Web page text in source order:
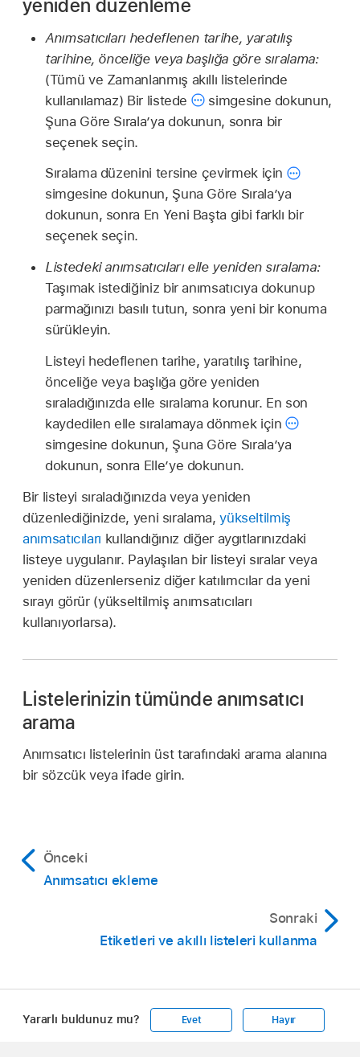
yeniden düzenleme
Anımsatıcıları hedeflenen tarihe, yaratılış
tarihine, önceliğe veya başlığa göre sıralama:
(Tümü ve Zamanlanmış akıllı listelerinde
kullanılamaz) Bir listede
simgesine dokunun,
Şuna Göre Sırala’ya dokunun, sonra bir
seçenek seçin.
Sıralama düzenini tersine çevirmek için
simgesine dokunun, Şuna Göre Sırala’ya
dokunun, sonra En Yeni Başta gibi farklı bir
seçenek seçin.
Listedeki anımsatıcıları elle yeniden sıralama:
Taşımak istediğiniz bir anımsatıcıya dokunup
parmağınızı basılı tutun, sonra yeni bir konuma
sürükleyin.
Listeyi hedeflenen tarihe, yaratılış tarihine,
önceliğe veya başlığa göre yeniden
sıraladığınızda elle sıralama korunur. En son
kaydedilen elle sıralamaya dönmek için
simgesine dokunun, Şuna Göre Sırala’ya
dokunun, sonra Elle’ye dokunun.
Bir listeyi sıraladığınızda veya yeniden
düzenlediğinizde, yeni sıralama,yükseltilmiş
anımsatıcıları kullandığınız diğer aygıtlarınızdaki
listeye uygulanır. Paylaşılan bir listeyi sıralar veya
yeniden düzenlerseniz diğer katılımcılar da yeni
sırayı görür (yükseltilmiş anımsatıcıları
kullanıyorlarsa).
Listelerinizin tümünde anımsatıcı
arama
Anımsatıcı listelerinin üst tarafındaki arama alanına
bir sözcük veya ifade girin.
Önceki
Anımsatıcı ekleme
Sonraki
Etiketleri ve akıllı listeleri kullanma
Yararlı buldunuz mu? Evet Hayır